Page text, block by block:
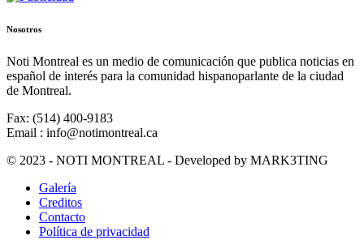
Nosotros
Noti Montreal es un medio de comunicación que publica noticias en
español de interés para la comunidad hispanoparlante de la ciudad
de Montreal.
Fax: (514) 400-9183
Email : info@notimontreal.ca
© 2023 - NOTI MONTREAL - Developed by MARK3TING
Galería
Creditos
Contacto
Política de privacidad